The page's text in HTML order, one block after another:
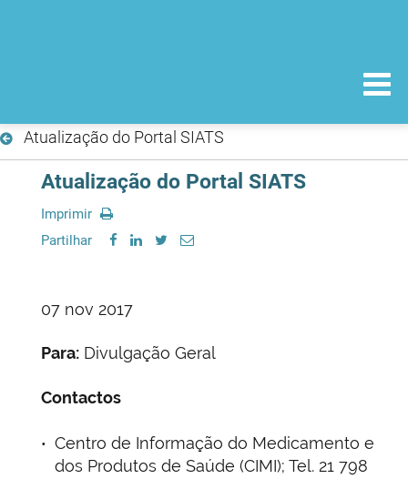
Atualização do Portal SIATS
Atualização do Portal SIATS
Imprimir
Partilhar
07 nov 2017
Para: Divulgação Geral
Contactos
Centro de Informação do Medicamento e
dos Produtos de Saúde (CIMI); Tel. 21 798